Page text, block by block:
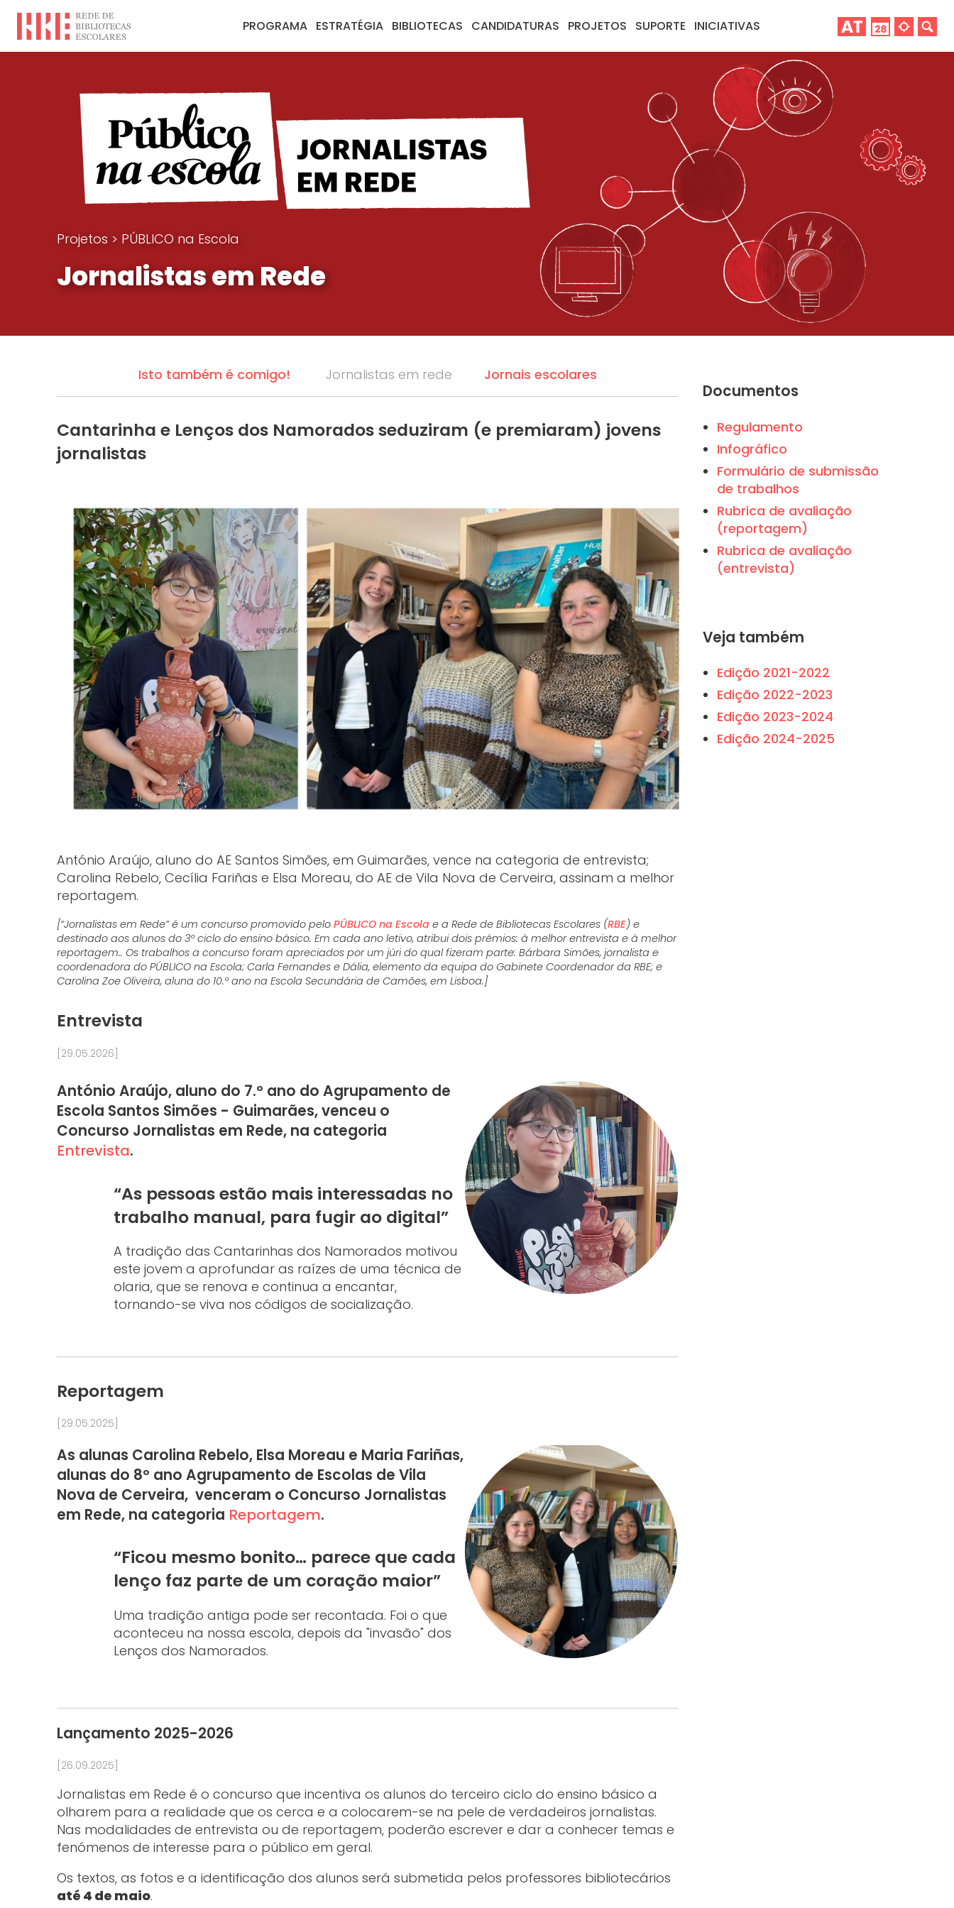
PROGRAMA ESTRATÉGIA BIBLIOTECAS CANDIDATURAS PROJETOS SUPORTE INICIATIVAS
Projetos > PÚBLICO na Escola
Jornalistas em Rede
Isto também é comigo! Jornalistas em rede Jornais escolares
Cantarinha e Lenços dos Namorados seduziram (e premiaram) jovens
jornalistas
António Araújo, aluno do AE Santos Simões, em Guimarães, vence na categoria de entrevista;
Carolina Rebelo, Cecília Fariñas e Elsa Moreau, do AE de Vila Nova de Cerveira, assinam a melhor
reportagem.
[“Jornalistas em Rede” é um concurso promovido pelo PÚBLICO na Escola e a Rede de Bibliotecas Escolares (RBE) e
destinado aos alunos do 3º ciclo do ensino básico. Em cada ano letivo, atribui dois prémios: à melhor entrevista e à melhor
reportagem.. Os trabalhos a concurso foram apreciados por um júri do qual fizeram parte: Bárbara Simões, jornalista e
coordenadora do PÚBLICO na Escola; Carla Fernandes e Dália, elemento da equipa do Gabinete Coordenador da RBE; e
Carolina Zoe Oliveira, aluna do 10.º ano na Escola Secundária de Camões, em Lisboa.]
Entrevista
[29.05.2026]
António Araújo, aluno do 7.º ano do Agrupamento de
Escola Santos Simões - Guimarães, venceu o
Concurso Jornalistas em Rede, na categoria
Entrevista.
“As pessoas estão mais interessadas no
trabalho manual, para fugir ao digital”
A tradição das Cantarinhas dos Namorados motivou
este jovem a aprofundar as raízes de uma técnica de
olaria, que se renova e continua a encantar,
tornando-se viva nos códigos de socialização.
Reportagem
[29.05.2025]
As alunas Carolina Rebelo, Elsa Moreau e Maria Fariñas,
alunas do 8º ano Agrupamento de Escolas de Vila
Nova de Cerveira, venceram o Concurso Jornalistas
em Rede, na categoria Reportagem.
“Ficou mesmo bonito… parece que cada
lenço faz parte de um coração maior”
Uma tradição antiga pode ser recontada. Foi o que
aconteceu na nossa escola, depois da "invasão" dos
Lenços dos Namorados.
Lançamento 2025-2026
[26.09.2025]
Jornalistas em Rede é o concurso que incentiva os alunos do terceiro ciclo do ensino básico a
olharem para a realidade que os cerca e a colocarem-se na pele de verdadeiros jornalistas.
Nas modalidades de entrevista ou de reportagem, poderão escrever e dar a conhecer temas e
fenómenos de interesse para o público em geral.
Os textos, as fotos e a identificação dos alunos será submetida pelos professores bibliotecários
até 4 de maio.
Documentos
Regulamento
Infográfico
Formulário de submissão
de trabalhos
Rubrica de avaliação
(reportagem)
Rubrica de avaliação
(entrevista)
Veja também
Edição 2021-2022
Edição 2022-2023
Edição 2023-2024
Edição 2024-2025